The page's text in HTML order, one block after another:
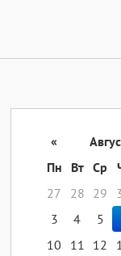
«
Пн
Вт Ср
27
28 29
3
4 5
10
11 12